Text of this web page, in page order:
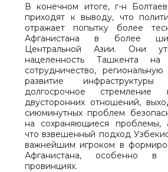
В конечном итоге, г-н
приходят к выводу, что
отражает попытку более
Афганистана в более
Центральной Азии. Они
нацеленность Ташкента на
сотрудничество,
развитие инфраструктуры
долгосрочное стремление
двусторонних отношений,
сиюминутных проблем
на сохраняющиеся проблемы,
что взвешенный подход
важнейшим игроком в
Афганистана, особенно в
провинциях.